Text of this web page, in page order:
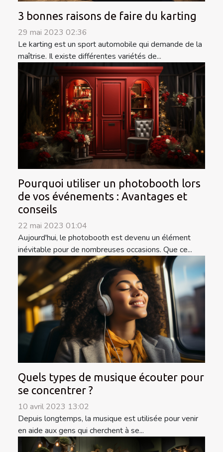
3 bonnes raisons de faire du karting
29 mai 2023 02:36
Le karting est un sport automobile qui demande de la
maîtrise. Il existe différentes variétés de...
Pourquoi utiliser un photobooth lors
de vos événements : Avantages et
conseils
22 mai 2023 01:04
Aujourd'hui, le photobooth est devenu un élément
inévitable pour de nombreuses occasions. Que ce...
Quels types de musique écouter pour
se concentrer ?
10 avril 2023 13:02
Depuis longtemps, la musique est utilisée pour venir
en aide aux gens qui cherchent à se...